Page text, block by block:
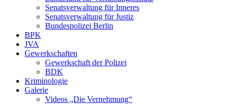
Senatsverwaltung für Inneres
Senatsverwaltung für Justiz
Bundespolizei Berlin
BPK
JVA
Gewerkschaften
Gewerkschaft der Polizei
BDK
Kriminologie
Galerie
Videos „Die Vernehmung“